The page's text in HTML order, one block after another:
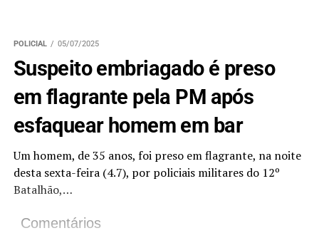
POLICIAL 05/07/2025
Suspeito embriagado é preso
em flagrante pela PM após
esfaquear homem em bar
Um homem, de 35 anos, foi preso em flagrante, na noite
desta sexta-feira (4.7), por policiais militares do 12º
Batalhão,…
Comentários